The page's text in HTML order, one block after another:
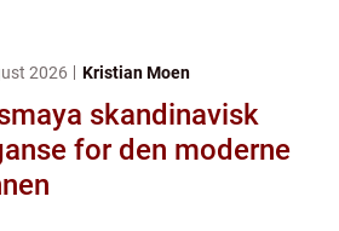
2026 Kristian Moen
skandinavisk
for den moderne